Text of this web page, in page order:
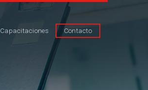
Capacitaciones Contacto